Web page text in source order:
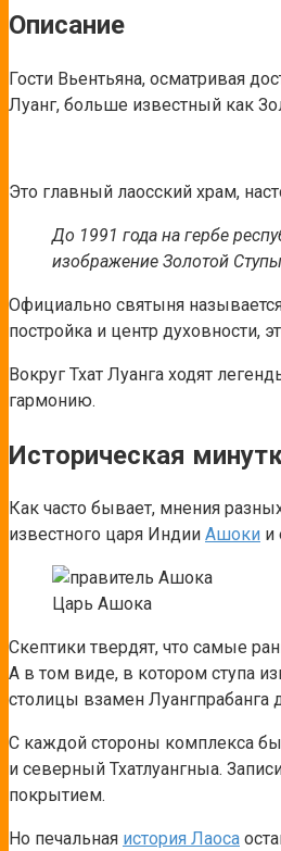
Описание
Гости Вьентьяна, осматривая
Луанг, больше известный как
Это главный лаосский храм,
До 1991 года на гербе
изображение Золотой
Официально святыня
постройка и центр духовности,
Вокруг Тхат Луанга ходят
гармонию.
Историческая
Как часто бывает, мнения
известного царя Индии Ашоки и
Царь Ашока
Скептики твердят, что самые
А в том виде, в котором ступа
столицы взамен Луангпрабанга
С каждой стороны комплекса
и северный Тхатлуангныа.
покрытием.
Но печальная история Лаоса